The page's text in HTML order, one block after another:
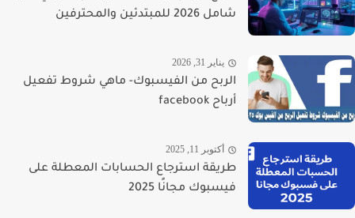
شامل 2026 للمبتدئين والمحترفين
يناير 31, 2026
الربح من الفيسبوك- ماهي شروط تفعيل
أرباح facebook
أكتوبر 11, 2025
طريقة استرجاع الحسابات المعطلة على
فيسبوك مجانًا 2025